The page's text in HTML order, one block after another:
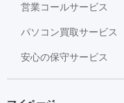
営業コールサービス
パソコン買取サービス
安心の保守サービス